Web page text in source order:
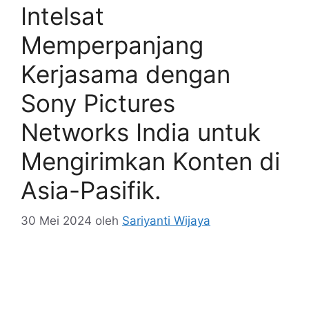
Intelsat
Memperpanjang
Kerjasama dengan
Sony Pictures
Networks India untuk
Mengirimkan Konten di
Asia-Pasifik.
30 Mei 2024 oleh Sariyanti Wijaya